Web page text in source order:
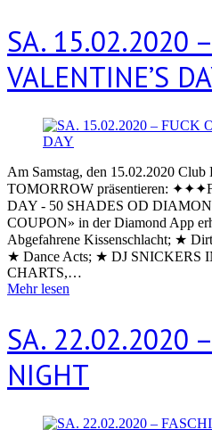
SA. 15.02.2020
VALENTINE’S
Am Samstag, den 15.02.2020
TOMORROW präsentieren:
DAY - 50 SHADES OD
COUPON» in der Diamond App
Abgefahrene Kissenschlacht; ★
★ Dance Acts; ★ DJ
CHARTS,…
Mehr lesen
SA. 22.02.2020
NIGHT